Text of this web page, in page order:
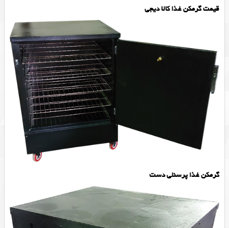
قیمت گرمکن غذا کالا دیجی
گرمکن غذا پرسنلی دست